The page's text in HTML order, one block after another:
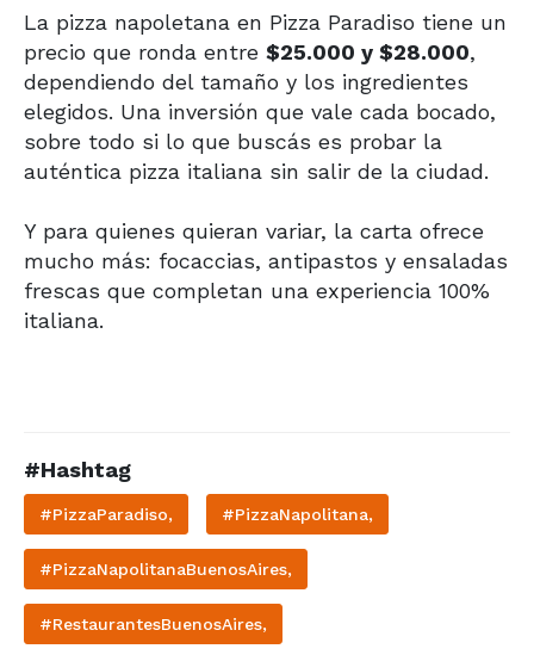
La pizza napoletana en Pizza Paradiso tiene un
precio que ronda entre $25.000 y $28.000,
dependiendo del tamaño y los ingredientes
elegidos. Una inversión que vale cada bocado,
sobre todo si lo que buscás es probar la
auténtica pizza italiana sin salir de la ciudad.
Y para quienes quieran variar, la carta ofrece
mucho más: focaccias, antipastos y ensaladas
frescas que completan una experiencia 100%
italiana.
#Hashtag
#PizzaParadiso, #PizzaNapolitana,
#PizzaNapolitanaBuenosAires,
#RestaurantesBuenosAires,